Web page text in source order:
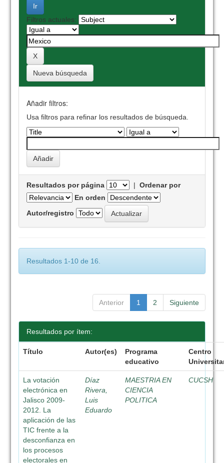
Filtros actuales:
Nueva búsqueda
Añadir filtros:
Usa filtros para refinar los resultados de búsqueda.
Resultados por página |Ordenar por
En orden
Autor/registro
Resultados 1-10 de 16.
Anterior 1 2 Siguiente
Resultados por ítem:
Título Autor(es)
Programa
educativo
Centro
La votación
electrónica en
Jalisco 2009-
2012. La
aplicación de las
TIC frente a la
desconfianza en
los procesos
electorales en
Díaz
Rivera,
Luis
Eduardo
MAESTRIA EN
CIENCIA
POLITICA
CUCSH